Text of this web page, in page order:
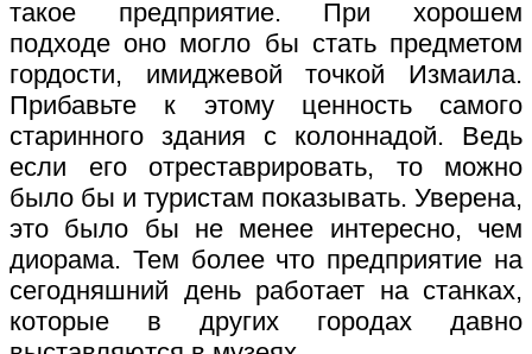
такое предприятие. При хорошем
подходе оно могло бы стать предметом
гордости, имиджевой точкой Измаила.
Прибавьте к этому ценность самого
старинного здания с колоннадой. Ведь
если его отреставрировать, то можно
было бы и туристам показывать. Уверена,
это было бы не менее интересно, чем
диорама. Тем более что предприятие на
сегодняшний день работает на станках,
которые в других городах давно